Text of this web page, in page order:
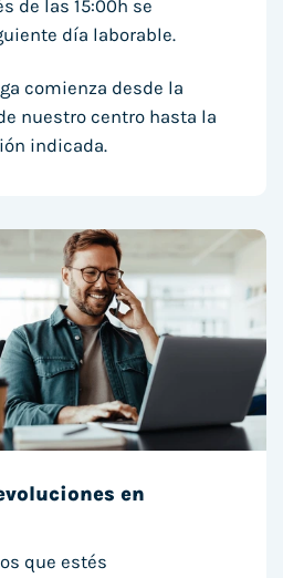
de las 15:00h se
día laborable.
comienza desde la
nuestro centro hasta la
indicada.
en
que estés